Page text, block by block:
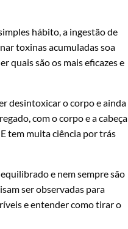
hábito, a ingestão de
toxinas acumuladas soa
quais são os mais eficazes e
desintoxicar o corpo e ainda
com o corpo e a cabeça
tem muita ciência por trás
e nem sempre são
ser observadas para
e entender como tirar o